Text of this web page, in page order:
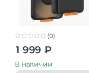
t
o
(0)
1 999 ₽
В наличии